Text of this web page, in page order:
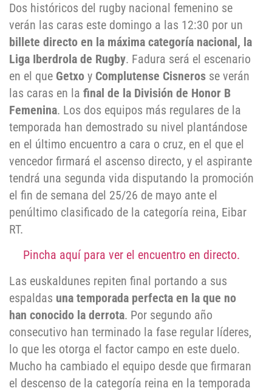
Dos históricos del rugby nacional femenino se
verán las caras este domingo a las 12:30 por un
billete directo en la máxima categoría nacional, la
Liga Iberdrola de Rugby. Fadura será el escenario
en el que Getxo y Complutense Cisneros se verán
las caras en la final de la División de Honor B
Femenina. Los dos equipos más regulares de la
temporada han demostrado su nivel plantándose
en el último encuentro a cara o cruz, en el que el
vencedor firmará el ascenso directo, y el aspirante
tendrá una segunda vida disputando la promoción
el fin de semana del 25/26 de mayo ante el
penúltimo clasificado de la categoría reina, Eibar
RT.
Pincha aquí para ver el encuentro en directo.
Las euskaldunes repiten final portando a sus
espaldas una temporada perfecta en la que no
han conocido la derrota. Por segundo año
consecutivo han terminado la fase regular líderes,
lo que les otorga el factor campo en este duelo.
Mucho ha cambiado el equipo desde que firmaran
el descenso de la categoría reina en la temporada